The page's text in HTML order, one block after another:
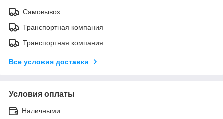
Самовывоз
Транспортная компания
Транспортная компания
Все условия доставки
Условия оплаты
Наличными